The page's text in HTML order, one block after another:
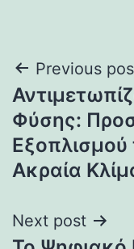
Post
Previous
Φύσης:
Εξοπλισμού
Ακραία
Next post